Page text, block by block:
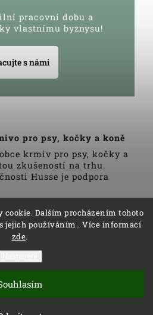
cookie. Dalším procházením tohoto
jejich používáním.. Více informací
zde.
pracovní dobu a
vlastnímu byznysu!
s námi
pro psy, kočky a koně
krmiv pro psy, kočky a
zkušeností na trhu.
Husse je podpora
a doplňky Husse jsou
a pečlivě
produkty se vyrábí
receptur a
trvalé veterinární
Husse jsou důkladně
Vytvořil Shoptet
. Všechna práva vyhrazena.